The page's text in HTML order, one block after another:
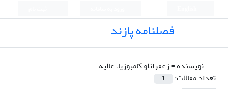
فصلنامه پازند
نویسنده =زعفرانلو کامبوزیا، عالیه
تعداد مقالات:
1